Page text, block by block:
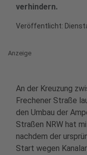
verhindern.
Veröffentlicht:
Anzeige
An der Kreuzung
Frechener Straße
den Umbau der
Straßen NRW hat
nachdem der
Start wegen